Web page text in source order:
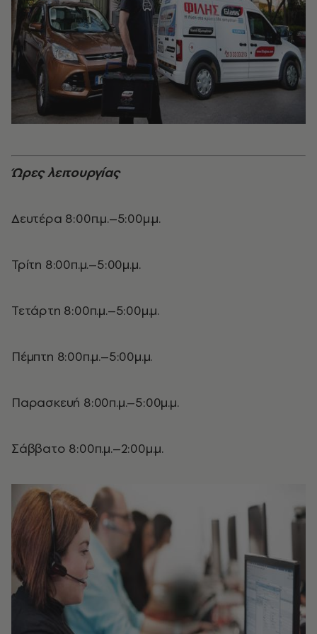
Ώρες λειτουργίας
Δευτέρα 8:00π.μ.–5:00μ.μ.
Τρίτη 8:00π.μ.–5:00μ.μ.
Τετάρτη 8:00π.μ.–5:00μ.μ.
Πέμπτη 8:00π.μ.–5:00μ.μ.
Παρασκευή 8:00π.μ.–5:00μ.μ.
Σάββατο 8:00π.μ.–2:00μ.μ.